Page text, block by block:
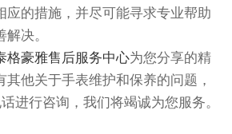
应的措施，并尽可能寻求专业帮助
决。
格豪雅售后服务中心为您分享的精
他关于手表维护和保养的问题，
进行咨询，我们将竭诚为您服务。